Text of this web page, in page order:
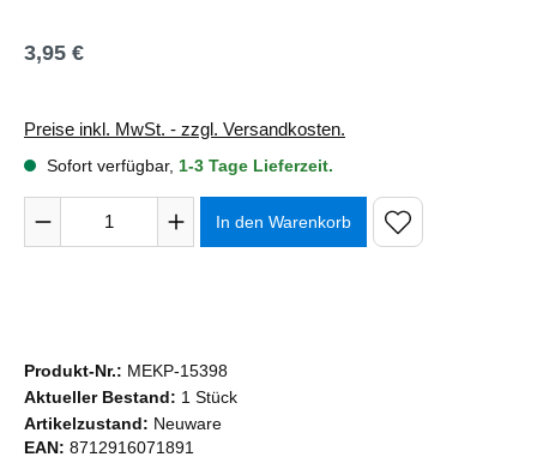
Regulärer Preis:
3,95 €
Preise inkl. MwSt. - zzgl. Versandkosten.
Sofort verfügbar, 1-3 Tage Lieferzeit.
Produkt Anzahl: Gib den gewünschten Wert ein oder
In den Warenkorb
Produkt-Nr.: MEKP-15398
Aktueller Bestand: 1 Stück
Artikelzustand: Neuware
EAN: 8712916071891